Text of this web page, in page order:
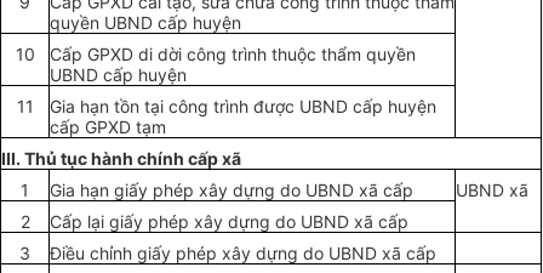
quyền UBND cấp huyện
10
Cấp GPXD di dời côngtrình thuộc thẩm quyền
UBNDcấp huyện
11
Gia hạn tồn tại công trình được UBNDcấp huyện
cấp GPXD tạm
III. Thủ tục hành chính cấp xã
1
Gia hạn giấy phép xây dựng do UBND xã cấp UBND xã
2
Cấp lạigiấy phép xây dựng do UBND xã cấp
3
Điều chỉnh giấy phépxây dựng do UBND xãcấp